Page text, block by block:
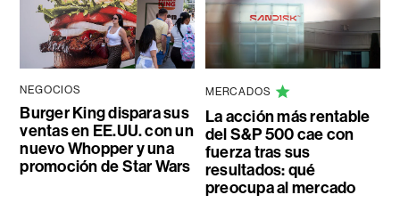
NEGOCIOS
Burger King dispara sus
ventas en EE.UU. con un
nuevo Whopper y una
promoción de Star Wars
MERCADOS
La acción más rentable
del S&P 500 cae con
fuerza tras sus
resultados: qué
preocupa al mercado